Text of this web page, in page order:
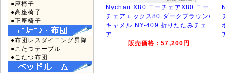
●座椅子
●高座椅子
●正座椅子
●布団レスダイニング昇降
●こたつテーブル
●こたつ布団
Nychair X80 ニーチェアX80 ニー
チェアエックス80 ダークブラウン/
キャメル NY-409 折りたたみチェ
ア
販売価格：57,200円